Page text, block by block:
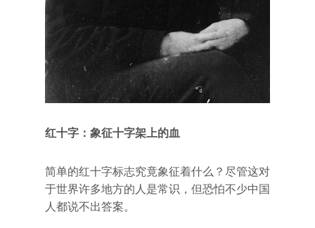
红十字：象征十字架上的血
简单的红十字标志究竟象征着什么？尽管这对
于世界许多地方的人是常识，但恐怕不少中国
人都说不出答案。